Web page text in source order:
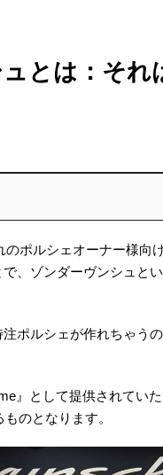
とは：それ
のポルシェオーナー様向
、ゾンダーヴンシュと
ポルシェが作れちゃう
』として提供されていた
のとなります。